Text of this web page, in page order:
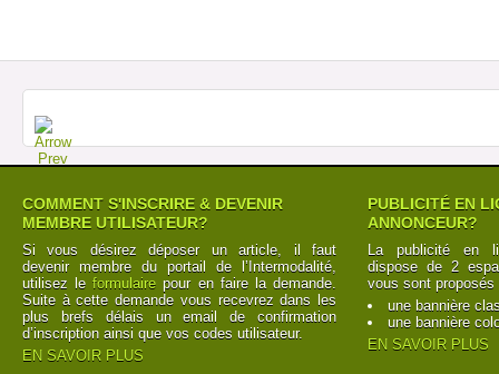
COMMENT S'INSCRIRE & DEVENIR
MEMBRE UTILISATEUR?
Si vous désirez déposer un article, il faut
devenir membre du portail de l’Intermodalité,
utilisez leformulaire pour en faire la demande.
Suite à cette demande vous recevrez dans les
plus brefs délais un email de confirmation
d’inscription ainsi que vos codes utilisateur.
EN SAVOIR PLUS
PUBLICITÉ EN
ANNONCEUR?
La publicité en
dispose de 2
vous sont proposés
une bannière
une bannière
EN SAVOIR PLUS